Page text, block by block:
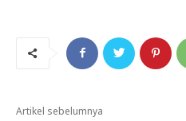
Artikel sebelumnya